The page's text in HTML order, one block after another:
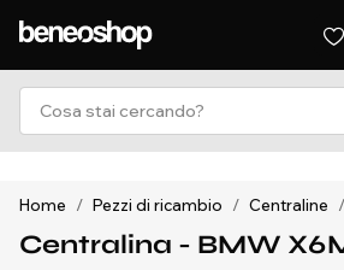
Home / Pezzi di ricambio / Centraline /
Centralina - BMW